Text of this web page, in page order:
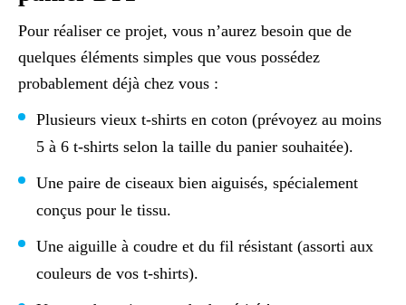
Pour réaliser ce projet, vous n’aurez besoin que de
quelques éléments simples que vous possédez
probablement déjà chez vous :
Plusieurs vieux t-shirts en coton (prévoyez au moins
5 à 6 t-shirts selon la taille du panier souhaitée).
Une paire de ciseaux bien aiguisés, spécialement
conçus pour le tissu.
Une aiguille à coudre et du fil résistant (assorti aux
couleurs de vos t-shirts).